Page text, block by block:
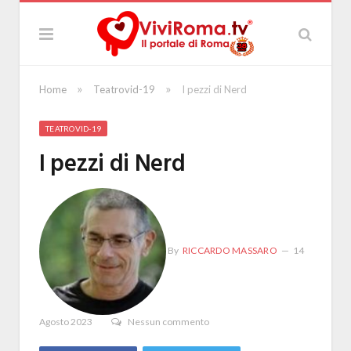
Home » Teatrovid-19 » I pezzi di Nerd
TEATROVID-19
I pezzi di Nerd
By RICCARDO MASSARO 14
Agosto 2023 Nessun commento